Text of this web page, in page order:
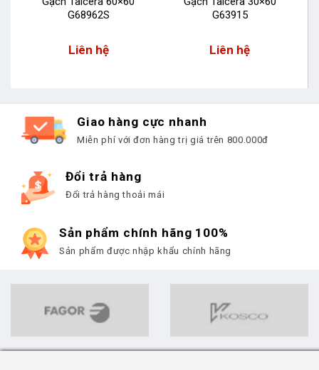
G68962S
Liên hệ
G63915
Liên hệ
Giao hàng cực nhanh
Miễn phí với đơn hàng trị giá trên 800.000đ
Đổi trả hàng
Đổi trả hàng thoải mái
Sản phẩm chính hãng 100%
Sản phẩm được nhập khẩu chính hãng